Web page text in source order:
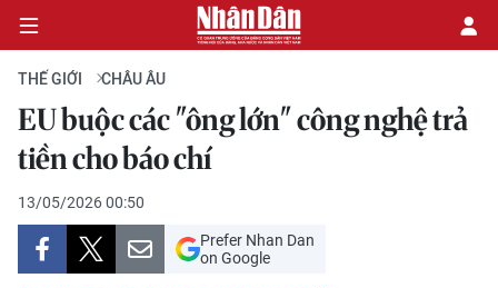
CHÍNH TRỊ
KINH TẾ
VĂN HÓA
THẾ GIỚI CHÂU ÂU
EU buộc các "ông lớn" công nghệ trả
tiền cho báo chí
13/05/2026 00:50
Prefer Nhan Dan
on Google